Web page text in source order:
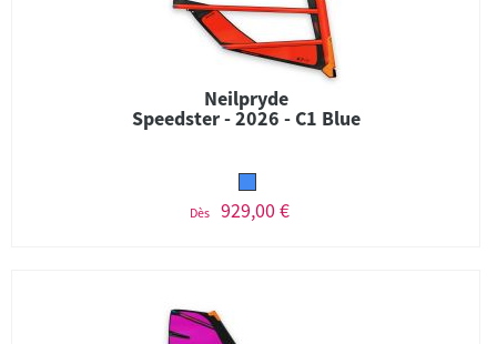
Neilpryde
Speedster - 2026 - C1 Blue
Dès 929,00 €